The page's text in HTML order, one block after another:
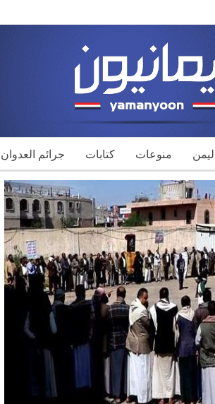
منوعات كتابات جرائم العدوان